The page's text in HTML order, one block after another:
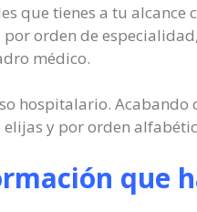
que tienes a tu
orden de
médico.
hospitalario.
y por orden
que